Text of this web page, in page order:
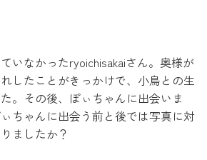
いなかったryoichisakaiさん。奥様が
したことがきっかけで、小鳥との生
。その後、ぽぃちゃんに出会いま
ちゃんに出会う前と後では写真に対
ましたか？